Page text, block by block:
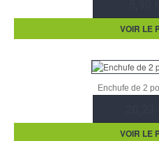
VOIR LE
Enchufe de 2
VOIR LE